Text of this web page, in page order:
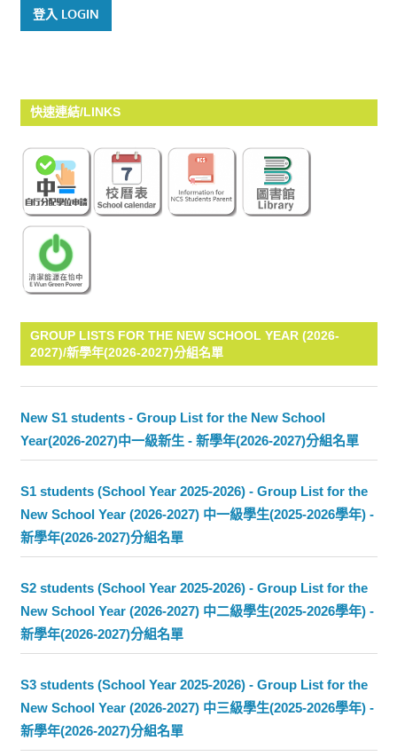
快速連結/LINKS
GROUP LISTS FOR THE NEW SCHOOL YEAR (2026-
2027)/新學年(2026-2027)分組名單
New S1 students - Group List for the New School
Year(2026-2027)中一級新生 - 新學年(2026-2027)分組名單
S1 students (School Year 2025-2026) - Group List for the
New School Year (2026-2027) 中一級學生(2025-2026學年) -
新學年(2026-2027)分組名單
S2 students (School Year 2025-2026) - Group List for the
New School Year (2026-2027) 中二級學生(2025-2026學年) -
新學年(2026-2027)分組名單
S3 students (School Year 2025-2026) - Group List for the
New School Year (2026-2027) 中三級學生(2025-2026學年) -
新學年(2026-2027)分組名單